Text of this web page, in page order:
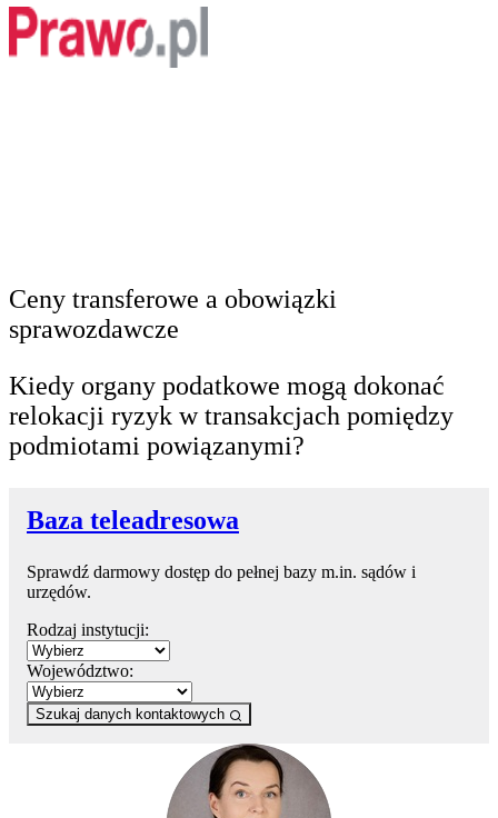
Ceny transferowe a obowiązki
sprawozdawcze
Kiedy organy podatkowe mogą dokonać
relokacji ryzyk w transakcjach pomiędzy
podmiotami powiązanymi?
Baza teleadresowa
Sprawdź darmowy dostęp do pełnej bazy m.in. sądów i
urzędów.
Rodzaj instytucji:
Województwo:
Szukaj danych kontaktowych